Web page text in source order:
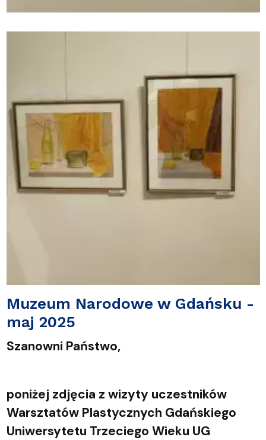
Muzeum Narodowe w Gdańsku -
maj 2025
Szanowni Państwo,
poniżej zdjęcia z wizyty uczestników
Warsztatów Plastycznych Gdańskiego
Uniwersytetu Trzeciego Wieku UG